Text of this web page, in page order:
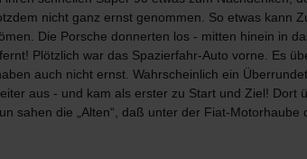
nicht ganz ernst genommen. So etwas kann
Die Porsche donnerten los - mitten hinein in
Plötzlich war das Spazierfahr-Auto vorne. Es
auch nicht ernst. Wahrscheinlich ein
aus - und kam als erster zu Start und Ziel!
sahen die „Alten“, daß unter der Fiat-